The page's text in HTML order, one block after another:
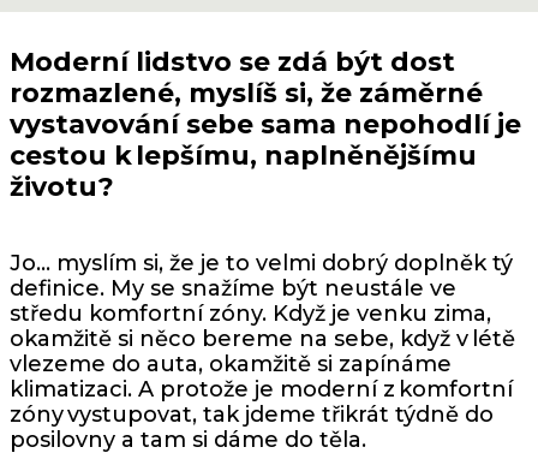
Moderní lidstvo se zdá být dost
rozmazlené, myslíš si, že záměrné
vystavování sebe sama nepohodlí je
cestou k lepšímu, naplněnějšímu
životu?
Jo… myslím si, že je to velmi dobrý doplněk tý
definice. My se snažíme být neustále ve
středu komfortní zóny. Když je venku zima,
okamžitě si něco bereme na sebe, když v létě
vlezeme do auta, okamžitě si zapínáme
klimatizaci. A protože je moderní z komfortní
zóny vystupovat, tak jdeme třikrát týdně do
posilovny a tam si dáme do těla.